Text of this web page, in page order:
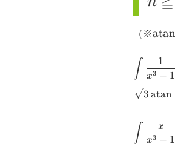
0
（※atan
\small
\int
\,dx
∫ x3 − 1
1
3 atan
\small
∫ x3 − 1
x